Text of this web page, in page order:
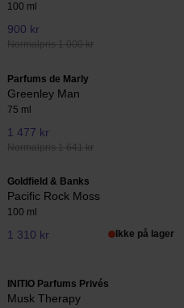
100 ml
900 kr
Normalpris 1 000 kr
Parfums de Marly
Greenley Man
75 ml
1 477 kr
Normalpris 1 641 kr
Goldfield & Banks
Pacific Rock Moss
100 ml
1 310 kr Ikke på lager
INITIO Parfums Privés
Musk Therapy